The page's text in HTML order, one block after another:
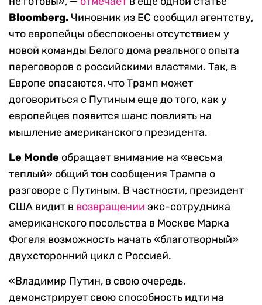
Bloomberg. Чиновник из ЕС сообщил агентству,
что европейцы обеспокоены отсутствием у
новой команды Белого дома реального опыта
переговоров с российскими властями. Так, в
Европе опасаются, что Трамп может
договориться с Путиным еще до того, как у
европейцев появится шанс повлиять на
мышление американского президента.
Le Monde обращает внимание на «весьма
теплый» общий тон сообщения Трампа о
разговоре с Путиным. В частности, президент
США видит в возвращении экс-сотрудника
американского посольства в Москве Марка
Фогеля возможность начать «благотворный»
двухсторонний цикл с Россией.
«Владимир Путин, в свою очередь,
демонстрирует свою способность идти на